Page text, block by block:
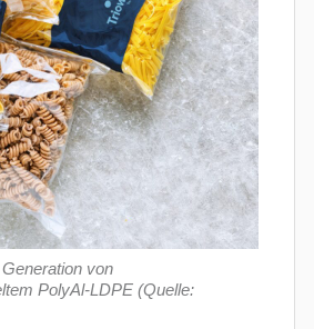
von
PolyAl-LDPE (Quelle: